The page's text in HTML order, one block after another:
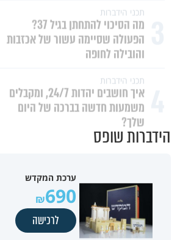
מה הסיכוי להתחתן בגיל 37?
הפעולה שסיימה עשור של אכזבות
והובילה לחופה
איך חושבים יהדות 24/7, ומקבלים
משמעות חדשה בברכה של היום
שלך?
הידברות שופס
ערכת המקדש
690
לרכישה